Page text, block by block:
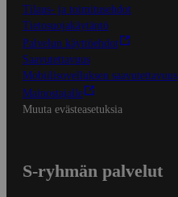
Tilaus- ja toimitusehdot
Tietosuojakäytäntö
Palvelun käyttöehdot
Saavutettavuus
Mobiilisovelluksen saavutettavuus
Mainostajalle
Muuta evästeasetuksia
S-ryhmän palvelut